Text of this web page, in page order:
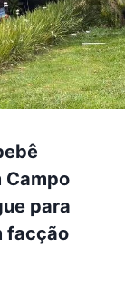
Campo
para
facção